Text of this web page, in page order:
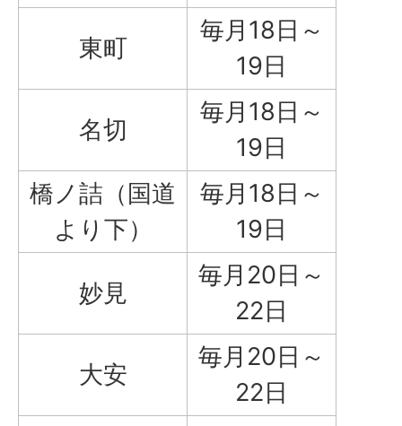
東町
毎月18日～
19日
名切
毎月18日～
19日
橋ノ詰（国道
より下）
毎月18日～
19日
妙見
毎月20日～
22日
大安
毎月20日～
22日